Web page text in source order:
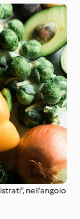
nell’angolo